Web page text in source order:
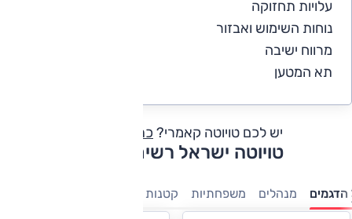
עלויות תחזוקה
נוחות השימוש ואבזור
מרווח ישיבה
תא המטען
יש לכם טויוטה קאמרי? כתבו חוות דעת
טויוטה ישראל רשימת דגמים
הדגמים מנהלים משפחתיות קטנות